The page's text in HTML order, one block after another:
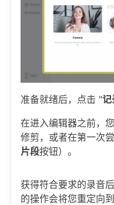
准备就绪后，点击 "记
在进入编辑器之前，
修剪，或者在第一次
片段按钮）。
获得符合要求的录音
的操作会将您重定向